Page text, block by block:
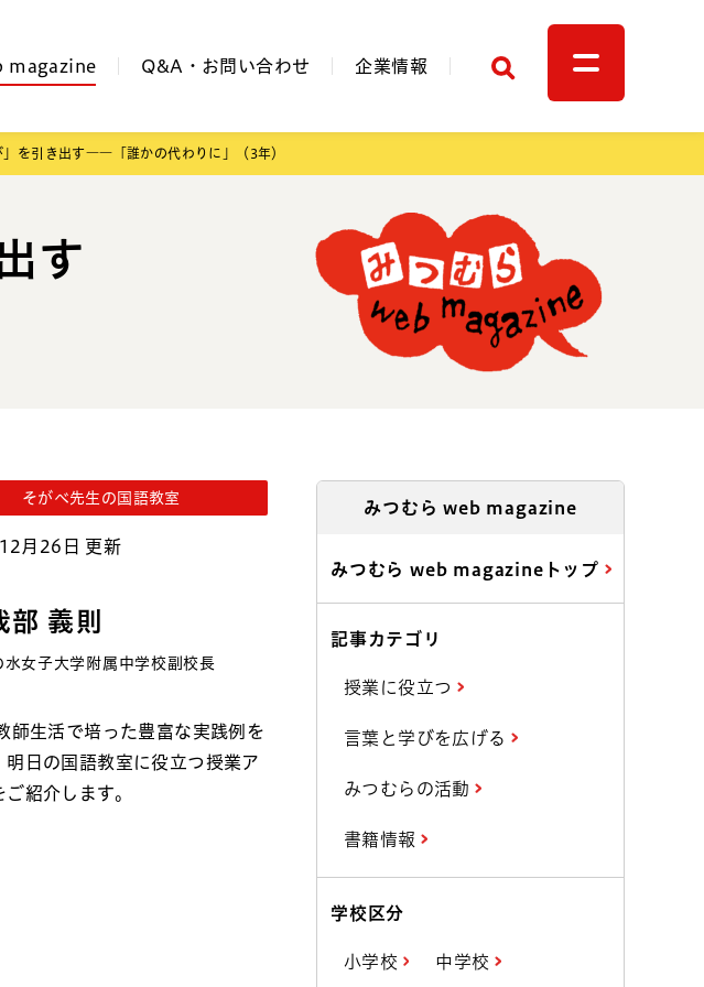
magazine Q&A・お問い合わせ 企業情報 検索
」を引き出す――「誰かの代わりに」（3年）
す
そがべ先生の国語教室
月26日 更新
部 義則
水女子大学附属中学校副校長
師生活で培った豊富な実践例を
明日の国語教室に役立つ授業ア
ご紹介します。
みつむら web magazine
みつむら web magazineトップ
記事カテゴリ
授業に役立つ
言葉と学びを広げる
みつむらの活動
書籍情報
学校区分
小学校 中学校